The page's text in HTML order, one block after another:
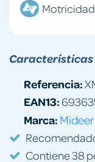
Características
Referencia:
EAN13:
Marca: Mideer
Contiene 38